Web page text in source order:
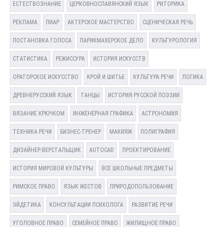
ЕСТЕСТВОЗНАНИЕ ЦЕРКОВНОСЛАВЯНСКИЙ ЯЗЫК РИТОРИКА
РЕКЛАМА ПИАР АКТЕРСКОЕ МАСТЕРСТВО СЦЕНИЧЕСКАЯ РЕЧЬ
ПОСТАНОВКА ГОЛОСА ПАРИКМАХЕРСКОЕ ДЕЛО КУЛЬТУРОЛОГИЯ
СТАТИСТИКА РЕЖИССУРА ИСТОРИЯ ИСКУССТВ
ОРАТОРСКОЕ ИСКУССТВО КРОЙ И ШИТЬЕ КУЛЬТУРА РЕЧИ ЛОГИКА
ДРЕВНЕРУССКИЙ ЯЗЫК ТАНЦЫ ИСТОРИЯ РУССКОЙ ПОЭЗИИ
ВЯЗАНИЕ КРЮЧКОМ ИНЖЕНЕРНАЯ ГРАФИКА АСТРОНОМИЯ
ТЕХНИКА РЕЧИ БИЗНЕС-ТРЕНЕР МАКИЯЖ ПОЛИГРАФИЯ
ДИЗАЙНЕР-ВЕРСТАЛЬЩИК AUTOCAD ПРОЕКТИРОВАНИЕ
ИСТОРИЯ МИРОВОЙ КУЛЬТУРЫ ВСЕ ШКОЛЬНЫЕ ПРЕДМЕТЫ
РИМСКОЕ ПРАВО ЯЗЫК ЖЕСТОВ ПРИРОДОПОЛЬЗОВАНИЕ
ЭЙДЕТИКА КОНСУЛЬТАЦИИ ПСИХОЛОГА РАЗВИТИЕ РЕЧИ
УГОЛОВНОЕ ПРАВО СЕМЕЙНОЕ ПРАВО ЖИЛИЩНОЕ ПРАВО